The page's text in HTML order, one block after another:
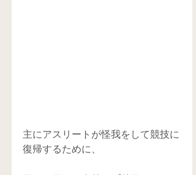
主にアスリートが怪我をして競技に
復帰するために、